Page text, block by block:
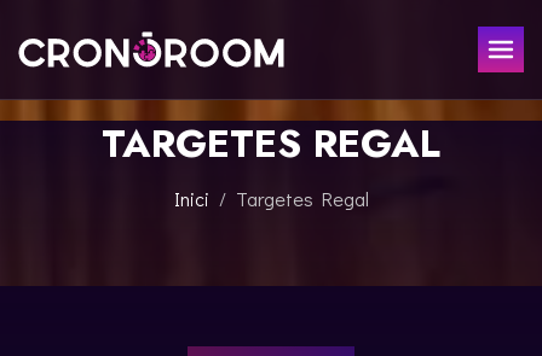
ESCAPE ROOMTARGETES REGAL
Inici Targetes Regal